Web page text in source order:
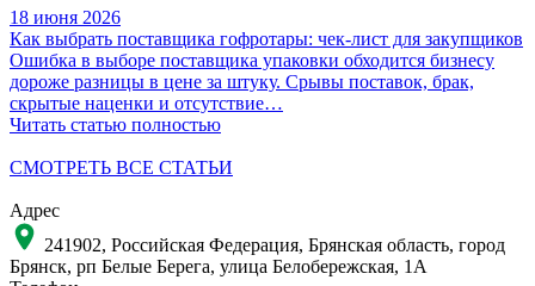
18 июня 2026
Как выбрать поставщика гофротары: чек-лист для закупщиков
Ошибка в выборе поставщика упаковки обходится бизнесу
дороже разницы в цене за штуку. Срывы поставок, брак,
скрытые наценки и отсутствие…
Читать статью полностью
СМОТРЕТЬ ВСЕ СТАТЬИ
Адрес
241902, Российская Федерация, Брянская область, город
Брянск, рп Белые Берега, улица Белобережская, 1А